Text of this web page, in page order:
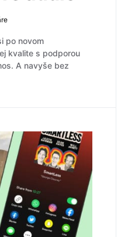
po novom
kvalite s podporou
A navyše bez